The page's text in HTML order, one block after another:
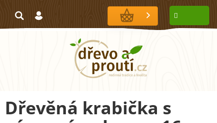
NÁKUPNÍ
KOŠÍK
Dřevěná krabička s